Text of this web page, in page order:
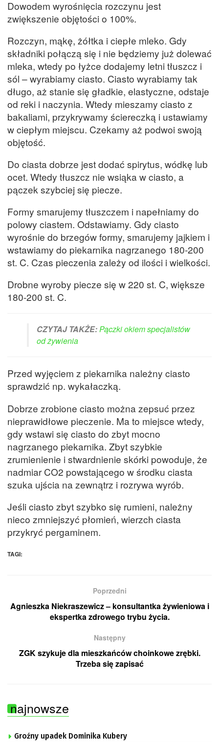
Dowodem wyrośnięcia rozczynu jest
zwiększenie objętości o 100%.
Rozczyn, mąkę, żółtka i ciepłe mleko. Gdy
składniki połączą się i nie będziemy już dolewać
mleka, wtedy po łyżce dodajemy letni tłuszcz i
sól – wyrabiamy ciasto. Ciasto wyrabiamy tak
długo, aż stanie się gładkie, elastyczne, odstaje
od reki i naczynia. Wtedy mieszamy ciasto z
bakaliami, przykrywamy ściereczką i ustawiamy
w ciepłym miejscu. Czekamy aż podwoi swoją
objętość.
Do ciasta dobrze jest dodać spirytus, wódkę lub
ocet. Wtedy tłuszcz nie wsiąka w ciasto, a
pączek szybciej się piecze.
Formy smarujemy tłuszczem i napełniamy do
polowy ciastem. Odstawiamy. Gdy ciasto
wyrośnie do brzegów formy, smarujemy jajkiem i
wstawiamy do piekarnika nagrzanego 180-200
st. C. Czas pieczenia zależy od ilości i wielkości.
Drobne wyroby piecze się w 220 st. C, większe
180-200 st. C.
CZYTAJ TAKŻE:Pączki okiem specjalistów
od żywienia
Przed wyjęciem z piekarnika należny ciasto
sprawdzić np. wykałaczką.
Dobrze zrobione ciasto można zepsuć przez
nieprawidłowe pieczenie. Ma to miejsce wtedy,
gdy wstawi się ciasto do zbyt mocno
nagrzanego piekarnika. Zbyt szybkie
zrumienienie i stwardnienie skórki powoduje, że
nadmiar CO2 powstającego w środku ciasta
szuka ujścia na zewnątrz i rozrywa wyrób.
Jeśli ciasto zbyt szybko się rumieni, należny
nieco zmniejszyć płomień, wierzch ciasta
przykryć pergaminem.
TAGI:
Poprzedni
Agnieszka Niekraszewicz – konsultantka żywieniowa i
ekspertka zdrowego trybu życia.
Następny
ZGK szykuje dla mieszkańców choinkowe zrębki.
Trzeba się zapisać
najnowsze
Groźny upadek Dominika Kubery